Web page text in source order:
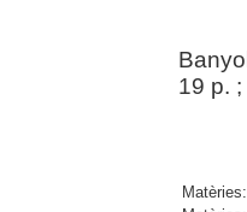
19 p.
Matèries: